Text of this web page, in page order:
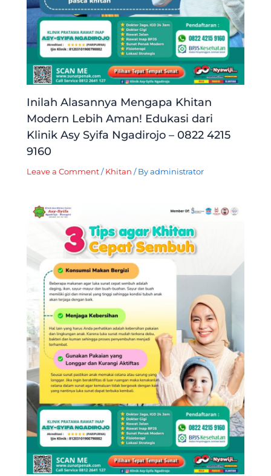
Inilah Alasannya Mengapa Khitan
Modern Lebih Aman! Edukasi dari
Klinik Asy Syifa Ngadirojo – 0822 4215
9160
Leave a Comment / Khitan / Byadministrator